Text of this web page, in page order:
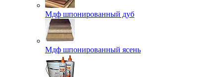
Мдф шпонированный дуб
Мдф шпонированный ясень